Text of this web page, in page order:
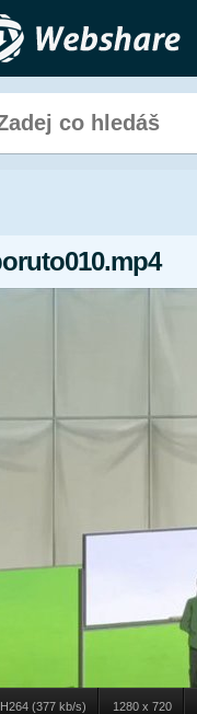
H264 (377 kb/s) 1280 x 720